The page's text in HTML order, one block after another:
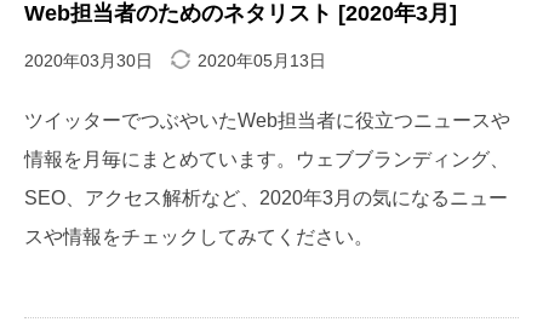
Web担当者のためのネタリスト [2020年3月]
2020年03月30日 2020年05月13日
ツイッターでつぶやいたWeb担当者に役立つニュースや
情報を月毎にまとめています。ウェブブランディング、
SEO、アクセス解析など、2020年3月の気になるニュー
スや情報をチェックしてみてください。